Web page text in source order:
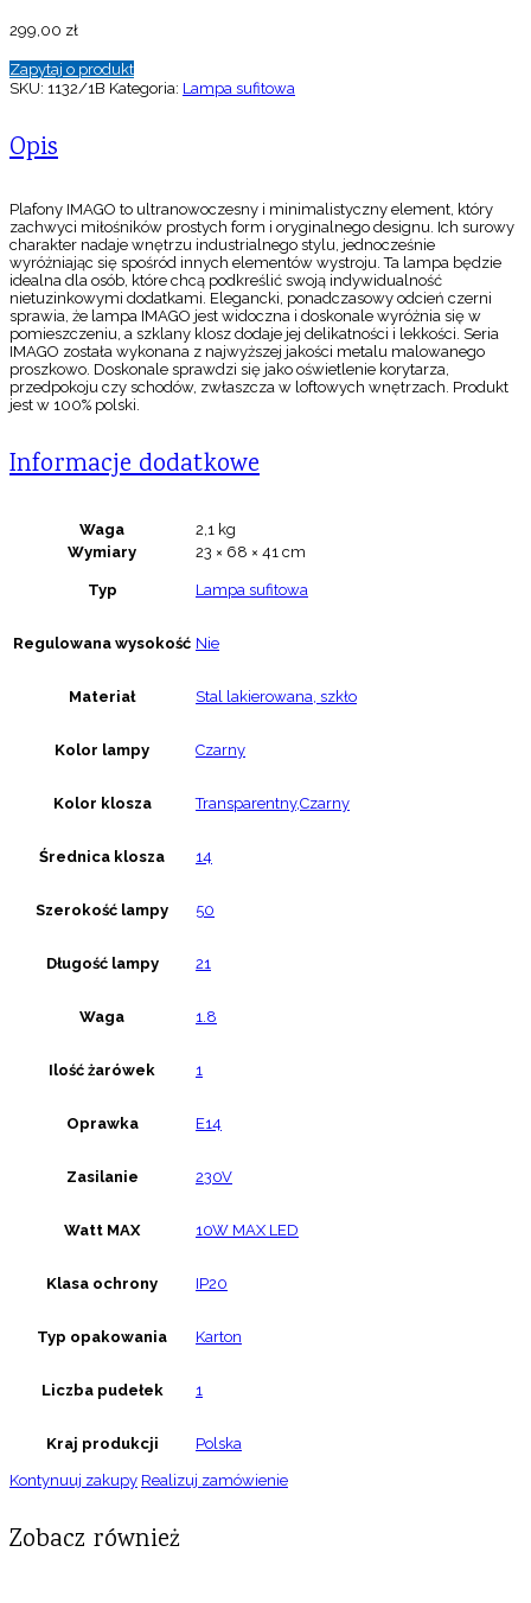
299,00 zł
Zapytaj o produkt
SKU: 1132/1B Kategoria: Lampa sufitowa
Opis
Plafony IMAGO to ultranowoczesny i minimalistyczny element, który
zachwyci miłośników prostych form i oryginalnego designu. Ich surowy
charakter nadaje wnętrzu industrialnego stylu, jednocześnie
wyróżniając się spośród innych elementów wystroju. Ta lampa będzie
idealna dla osób, które chcą podkreślić swoją indywidualność
nietuzinkowymi dodatkami. Elegancki, ponadczasowy odcień czerni
sprawia, że lampa IMAGO jest widoczna i doskonale wyróżnia się w
pomieszczeniu, a szklany klosz dodaje jej delikatności i lekkości. Seria
IMAGO została wykonana z najwyższej jakości metalu malowanego
proszkowo. Doskonale sprawdzi się jako oświetlenie korytarza,
przedpokoju czy schodów, zwłaszcza w loftowych wnętrzach. Produkt
jest w 100% polski.
Informacje dodatkowe
Waga
2,1 kg
Wymiary
23 × 68 × 41 cm
Typ Lampa sufitowa
Regulowana wysokość Nie
Materiał Stal lakierowana, szkło
Kolor lampy Czarny
Kolor klosza Transparentny,Czarny
Średnica klosza 14
Szerokość lampy 50
Długość lampy 21
Waga 1.8
Ilość żarówek 1
Oprawka E14
Zasilanie 230V
Watt MAX 10W MAX LED
Klasa ochrony IP20
Typ opakowania Karton
Liczba pudełek 1
Kraj produkcji Polska
Kontynuuj zakupy Realizuj zamówienie
Zobacz również